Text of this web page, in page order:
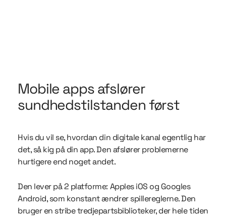
Mobile apps afslører
sundhedstilstanden først
Hvis du vil se, hvordan din digitale kanal egentlig har
det, så kig på din app. Den afslører problemerne
hurtigere end noget andet.
Den lever på 2 platforme: Apples iOS og Googles
Android, som konstant ændrer spillereglerne. Den
bruger en stribe tredjepartsbiblioteker, der hele tiden